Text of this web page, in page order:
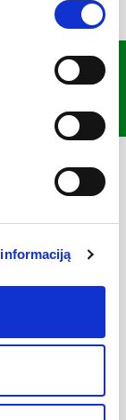
Greitas pristatymas
PVS1, Satinas,
į krepšelį
RAVAK
FILTRAS